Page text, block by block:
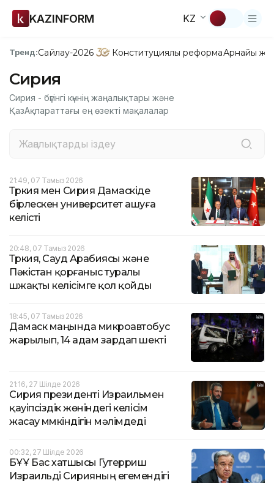
KAZINFORM KZ
Тренд:Сайлау-2026 Конституциялық реформаАрнайы
Сирия
Сирия - бүгінгі күннің жаңалықтары және
ҚазАқпараттағы ең өзекті мақалалар
21:49, 07 Тамыз 2026
Түркия мен Сирия Дамаскіде
бірлескен университет ашуға
келісті
20:48, 07 Тамыз 2026
Түркия, Сауд Арабиясы және
Пәкістан қорғаныс туралы
үшжақты келісімге қол қойды
18:45, 07 Тамыз 2026
Дамаск маңында микроавтобус
жарылып, 14 адам зардап шекті
21:16, 27 Шілде 2026
Сирия президенті Израильмен
қауіпсіздік жөніндегі келісім
жасау мүмкіндігін мәлімдеді
00:32, 27 Шілде 2026
БҰҰ Бас хатшысы Гутерриш
Израильді Сирияның егемендігі